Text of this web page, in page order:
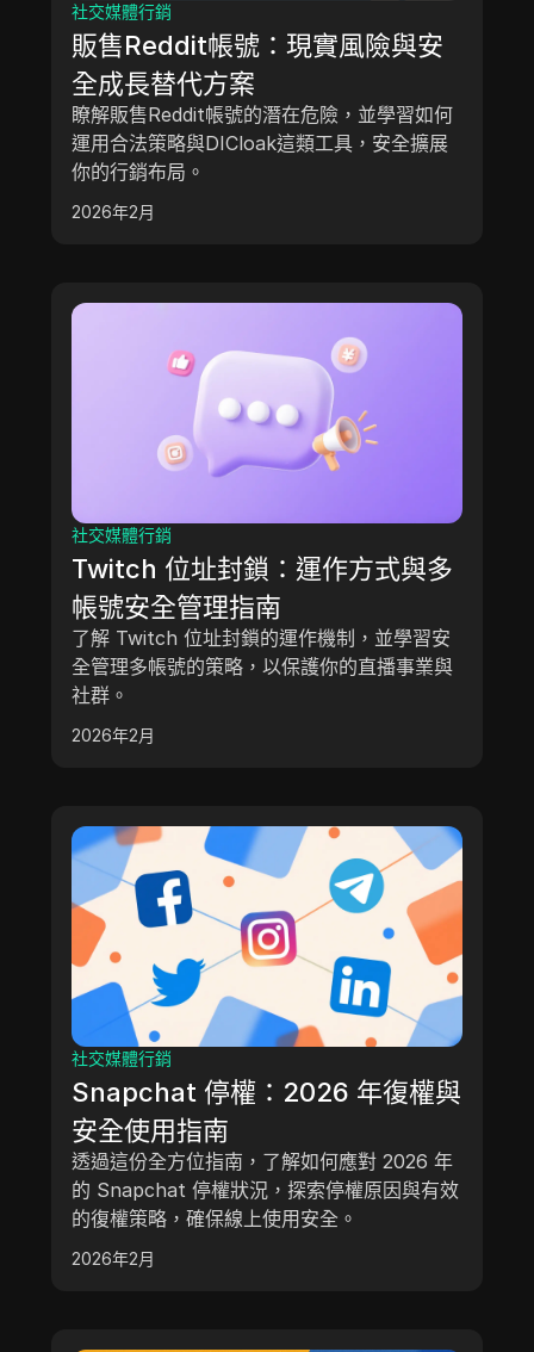
社交媒體行銷
販售Reddit帳號：現實風險與安
全成長替代方案
瞭解販售Reddit帳號的潛在危險，並學習如何
運用合法策略與DICloak這類工具，安全擴展
你的行銷布局。
2026年2月
社交媒體行銷
Twitch 位址封鎖：運作方式與多
帳號安全管理指南
了解 Twitch 位址封鎖的運作機制，並學習安
全管理多帳號的策略，以保護你的直播事業與
社群。
2026年2月
社交媒體行銷
Snapchat 停權：2026 年復權與
安全使用指南
透過這份全方位指南，了解如何應對 2026 年
的 Snapchat 停權狀況，探索停權原因與有效
的復權策略，確保線上使用安全。
2026年2月